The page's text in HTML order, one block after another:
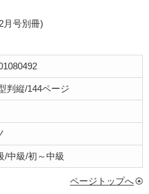
月号別冊)
判縦/144ページ
/中級/初～中級
ページトップへ